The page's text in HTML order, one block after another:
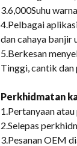
3.6,000Suhu
4.Pelbagai
dan cahaya banjir
5.Berkesan
Tinggi, cantik
Perkhidmatan
1.Pertanyaan
2.Selepas
3.Pesanan OEM